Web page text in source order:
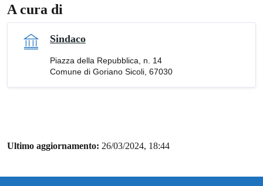
A cura di
Sindaco
Piazza della Repubblica, n. 14
Comune di Goriano Sicoli, 67030
Ultimo aggiornamento: 26/03/2024, 18:44